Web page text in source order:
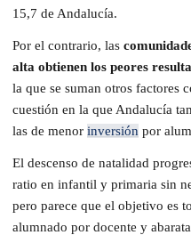
15,7 de Andalucía.
Por el contrario, las
alta obtienen los peores
la que se suman otros factores
cuestión en la que Andalucía
las de menor inversión por
El descenso de natalidad
ratio en infantil y primaria sin
pero parece que el objetivo es
alumnado por docente y